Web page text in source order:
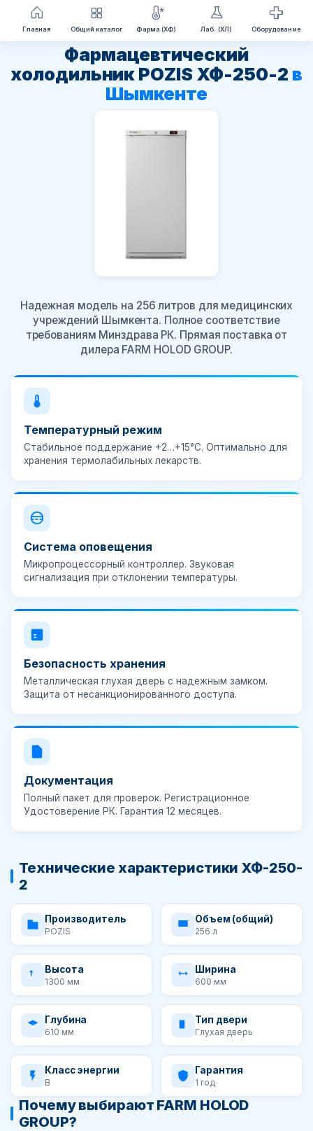
Перейти
содержимому
Фармацевтический
холодильник POZIS ХФ-250-2 в
Шымкенте
Надежная модель на 256 литров для медицинских
учреждений Шымкента. Полное соответствие
требованиям Минздрава РК. Прямая поставка от
дилера FARM HOLOD GROUP.
Температурный режим
Стабильное поддержание +2…+15°C. Оптимально для
хранения термолабильных лекарств.
Система оповещения
Микропроцессорный контроллер. Звуковая
сигнализация при отклонении температуры.
Безопасность хранения
Металлическая глухая дверь с надежным замком.
Защита от несанкционированного доступа.
Документация
Полный пакет для проверок. Регистрационное
Удостоверение РК. Гарантия 12 месяцев.
Технические характеристики ХФ-250-
2
Производитель
POZIS
Объем (общий)
256 л
Высота
1300 мм
Ширина
600 мм
Глубина
610 мм
Тип двери
Глухая дверь
Класс энергии
B
Гарантия
1 год
Почему выбирают FARM HOLOD
GROUP?
Главная Общий каталог Фарма (ХФ) Лаб. (ХЛ) Оборудование